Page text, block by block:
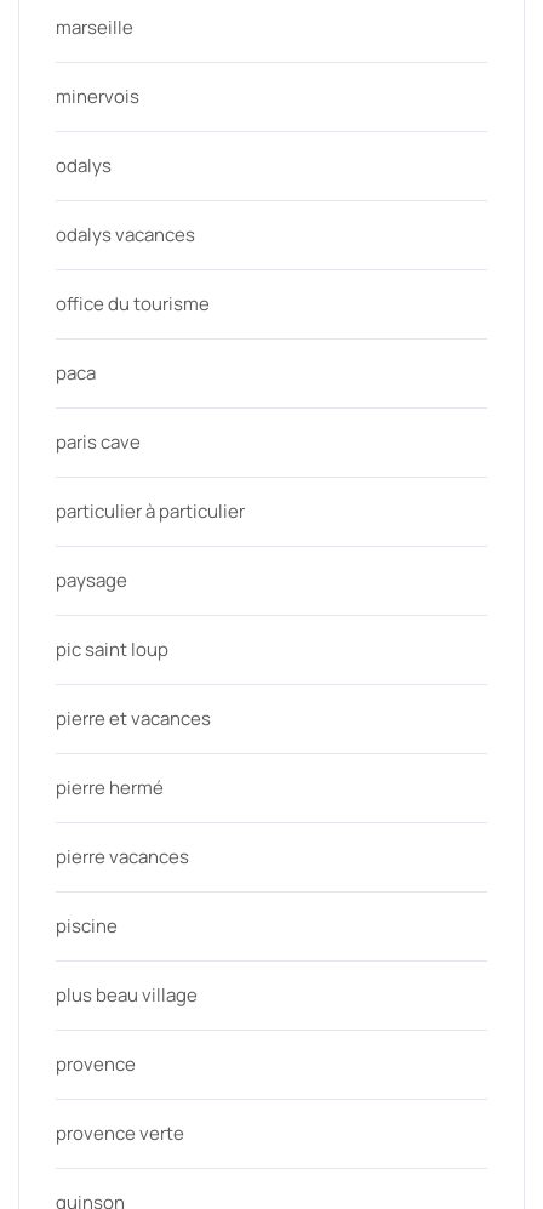
marseille
minervois
odalys
odalys vacances
office du tourisme
paca
paris cave
particulier à particulier
paysage
pic saint loup
pierre et vacances
pierre hermé
pierre vacances
piscine
plus beau village
provence
provence verte
quinson